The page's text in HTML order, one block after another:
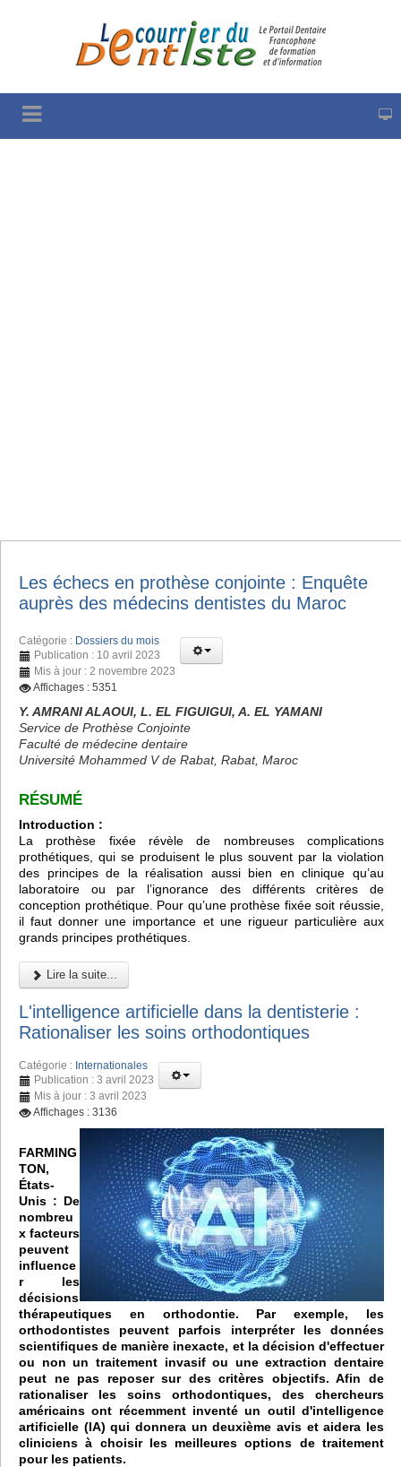
Les échecs en prothèse conjointe : Enquête
auprès des médecins dentistes du Maroc
Catégorie : Dossiers du mois
Publication : 10 avril 2023
Mis à jour : 2 novembre 2023
Affichages : 5351
Y. AMRANI ALAOUI, L. EL FIGUIGUI, A. EL YAMANI
Service de Prothèse Conjointe
Faculté de médecine dentaire
Université Mohammed V de Rabat, Rabat, Maroc
RÉSUMÉ
Introduction :
La prothèse fixée révèle de nombreuses complications
prothétiques, qui se produisent le plus souvent par la violation
des principes de la réalisation aussi bien en clinique qu’au
laboratoire ou par l’ignorance des différents critères de
conception prothétique. Pour qu’une prothèse fixée soit réussie,
il faut donner une importance et une rigueur particulière aux
grands principes prothétiques.
Lire la suite...
L'intelligence artificielle dans la dentisterie :
Rationaliser les soins orthodontiques
Catégorie : Internationales
Publication : 3 avril 2023
Mis à jour : 3 avril 2023
Affichages : 3136
FARMING
TON,
États-
Unis : De
nombreu
x facteurs
peuvent
influence
r les
décisions
thérapeutiques en orthodontie. Par exemple, les
orthodontistes peuvent parfois interpréter les données
scientifiques de manière inexacte, et la décision d'effectuer
ou non un traitement invasif ou une extraction dentaire
peut ne pas reposer sur des critères objectifs. Afin de
rationaliser les soins orthodontiques, des chercheurs
américains ont récemment inventé un outil d'intelligence
artificielle (IA) qui donnera un deuxième avis et aidera les
cliniciens à choisir les meilleures options de traitement
pour les patients.